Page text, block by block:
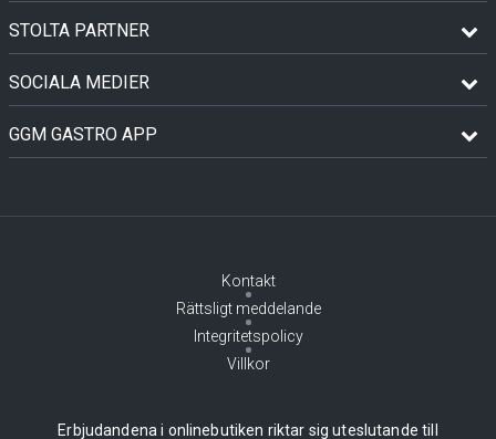
STOLTA PARTNER
SOCIALA MEDIER
GGM GASTRO APP
Kontakt
Rättsligt meddelande
Integritetspolicy
Villkor
Erbjudandena i onlinebutiken riktar sig uteslutande till